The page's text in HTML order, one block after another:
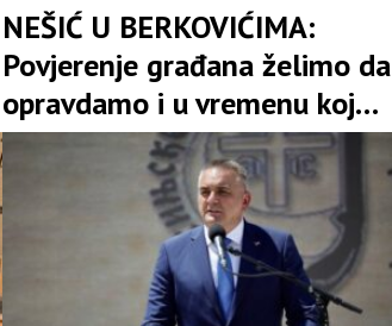
NEŠIĆ U BERKOVIĆIMA:
Povjerenje građana želimo da
opravdamo i u vremenu koje
dolazi